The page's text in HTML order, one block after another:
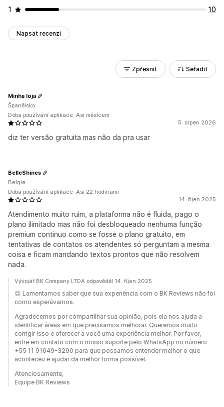
1
10
Napsat recenzi
Zpřesnit Seřadit
5. srpen 2026
diz ter versão gratuita mas não da pra usar
Minha loja
Španělsko
Doba používání aplikace: Asi měsícem
14. říjen 2025
Atendimento muito ruim, a plataforma não é fluida, pago o
plano ilimitado mas não foi desbloqueado nenhuma função
premium continuo como se fosse o plano gratuito, em
tentativas de contatos os atendentes só perguntam a mesma
coisa e ficam mandando textos prontos que não resolvem
nada.
BelleShines
Belgie
Doba používání aplikace: Asi 22 hodinami
Vývojář BK Company LTDA odpověděl 14. říjen 2025
😔 Lamentamos saber que sua experiência com o BK Reviews não foi
como esperávamos.
Agradecemos por compartilhar sua opinião, pois ela nos ajuda a
identificar áreas em que precisamos melhorar. Queremos muito
corrigir isso e oferecer a você uma experiência melhor. Por favor,
entre em contato com o nosso suporte pelo WhatsApp no número
+55 11 91649-3290 para que possamos entender melhor o que
aconteceu e ajudar da melhor forma possível.
Atenciosamente,
Equipe BK Reviews